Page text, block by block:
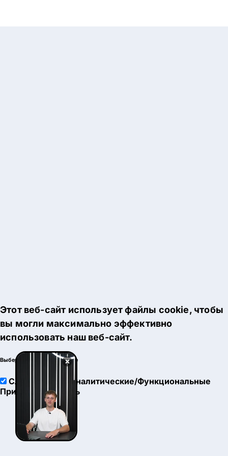
×
Этот веб-сайт использует файлы cookie, чтобы
вы могли максимально эффективно
использовать наш веб-сайт.
Выберите настройки cookie
Служебные
Аналитические/Функциональные
Принять
Настроить